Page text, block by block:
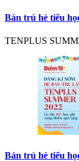
Bán trú hè tiểu
TENPLUS
Bán trú hè tiểu